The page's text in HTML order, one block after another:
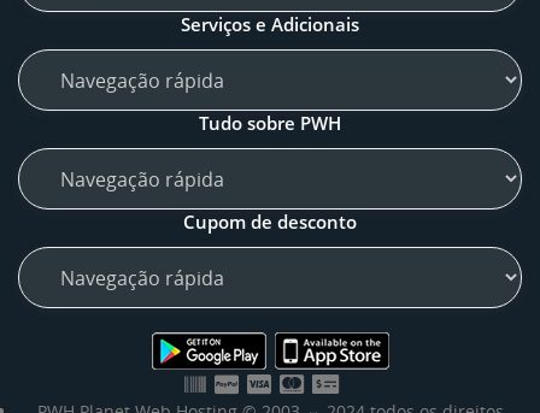
Serviços e Adicionais
Tudo sobre PWH
Cupom de desconto